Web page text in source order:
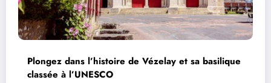
Plongez dans l’histoire de Vézelay et sa basilique
classée à l’UNESCO